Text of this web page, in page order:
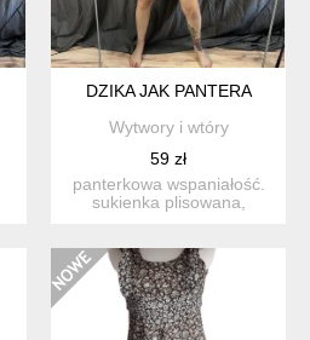
DZIKA JAK PANTERA
Wytwory i wtóry
59 zł
panterkowa wspaniałość.
sukienka plisowana,